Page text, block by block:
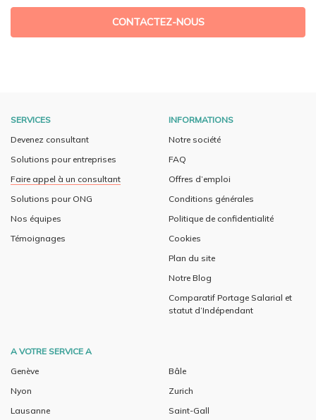
CONTACTEZ-NOUS
SERVICES
Devenez consultant
Solutions pour entreprises
Faire appel à un consultant
Solutions pour ONG
Nos équipes
Témoignages
INFORMATIONS
Notre société
FAQ
Offres d’emploi
Conditions générales
Politique de confidentialité
Cookies
Plan du site
Notre Blog
Comparatif Portage Salarial et
statut d’Indépendant
A VOTRE SERVICE A
Genève
Nyon
Lausanne
Bâle
Zurich
Saint-Gall